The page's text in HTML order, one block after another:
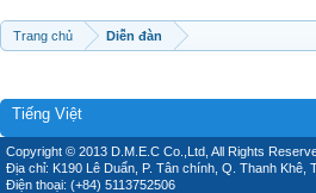
Trang chủ Diễn đàn
Tiếng Việt
Copyright © 2013 D.M.E.C Co.,Ltd, All Rights
Địa chỉ: K190 Lê Duẩn, P. Tân chính, Q. Thanh Khê,
Điện thoại: (+84) 5113752506